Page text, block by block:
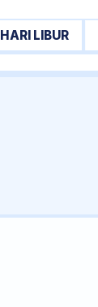
HARI LIBUR